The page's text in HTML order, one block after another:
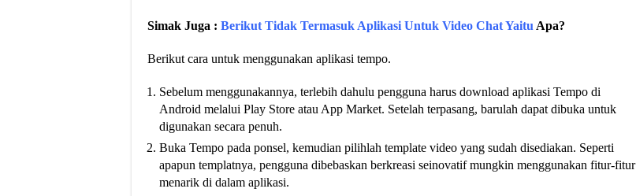
Simak Juga : Berikut Tidak Termasuk Aplikasi Untuk Video Chat Yaitu Apa?
Berikut cara untuk menggunakan aplikasi tempo.
Sebelum menggunakannya, terlebih dahulu pengguna harus download aplikasi Tempo di
Android melalui Play Store atau App Market. Setelah terpasang, barulah dapat dibuka untuk
digunakan secara penuh.
Buka Tempo pada ponsel, kemudian pilihlah template video yang sudah disediakan. Seperti
apapun templatnya, pengguna dibebaskan berkreasi seinovatif mungkin menggunakan fitur-fitur
menarik di dalam aplikasi.